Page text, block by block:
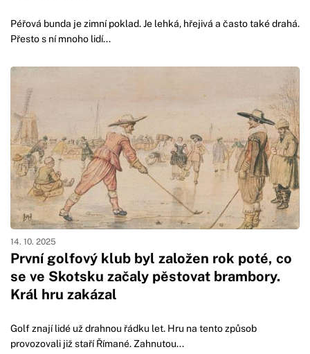
Péřová bunda je zimní poklad. Je lehká, hřejivá a často také drahá.
Přesto s ní mnoho lidí...
První golfový klub byl založen rok poté, co
se ve Skotsku začaly pěstovat brambory.
Král hru zakázal
14. 10. 2025
Golf znají lidé už drahnou řádku let. Hru na tento způsob
provozovali již staří Římané. Zahnutou...